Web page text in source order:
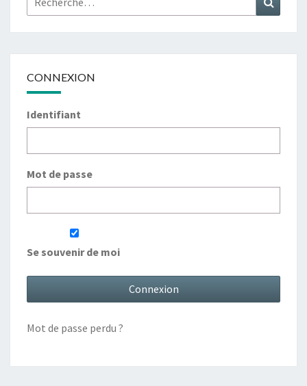
CONNEXION
Identifiant
Mot de passe
Se souvenir de moi
Mot de passe perdu ?